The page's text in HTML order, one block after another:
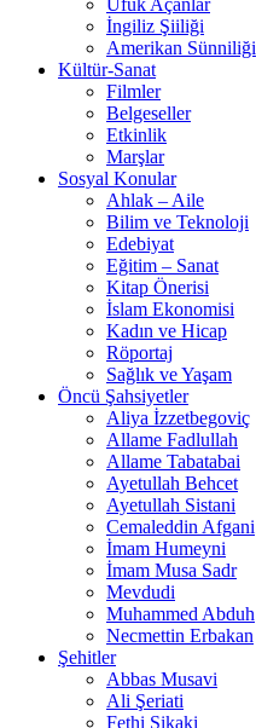
Ufuk Açanlar
İngiliz Şiiliği
Amerikan Sünniliği
Kültür-Sanat
Filmler
Belgeseller
Etkinlik
Marşlar
Sosyal Konular
Ahlak – Aile
Bilim ve Teknoloji
Edebiyat
Eğitim – Sanat
Kitap Önerisi
İslam Ekonomisi
Kadın ve Hicap
Röportaj
Sağlık ve Yaşam
Öncü Şahsiyetler
Aliya İzzetbegoviç
Allame Fadlullah
Allame Tabatabai
Ayetullah Behcet
Ayetullah Sistani
Cemaleddin Afgani
İmam Humeyni
İmam Musa Sadr
Mevdudi
Muhammed Abduh
Necmettin Erbakan
Şehitler
Abbas Musavi
Ali Şeriati
Fethi Şikaki